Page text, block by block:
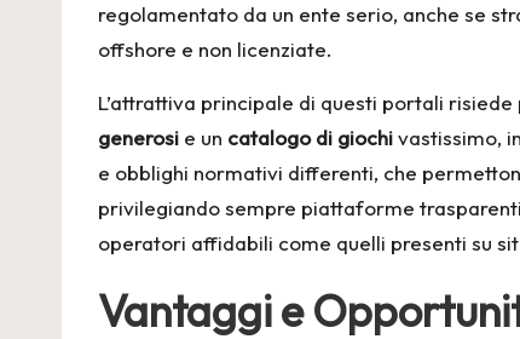
regolamentato da un ente serio, anche se
offshore e non licenziate.
L’attrattiva principale di questi portali
generosi e un catalogo di giochivastissimo,
e obblighi normativi differenti, che
privilegiando sempre piattaforme
operatori affidabili come quelli presenti su
Vantaggi e